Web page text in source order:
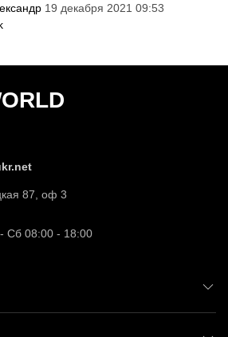
19 декабря 2021 09:53
87, оф 3
Сб 08:00 - 18:00